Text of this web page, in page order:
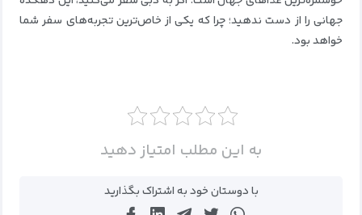
جهانی را از دست ندهید؛ چرا که یکی از خاص‌ترین تجربه‌های سفر شما
خواهد بود.
به این مطلب امتیاز دهید
با دوستان خود به اشتراک بگذارید